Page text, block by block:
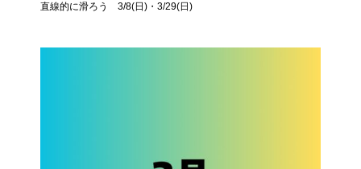
直線的に滑ろう 3/8(日)・3/29(日)